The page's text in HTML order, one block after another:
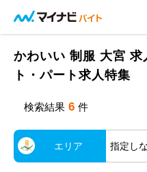
かわいい 制服 大宮 求
ト・パート求人特集
検索結果 6 件
エリア 指定し